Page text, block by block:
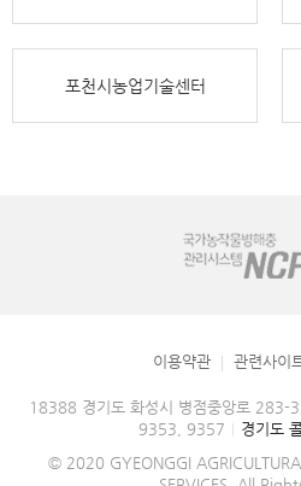
포천시농업기술센터
이용약관 관련사이
18388 경기도 화성시 병점중앙로 283-
9353, 9357
경기도
© 2020 GYEONGGI